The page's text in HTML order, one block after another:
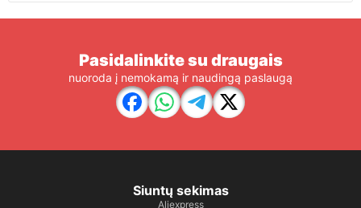
Pasidalinkite su draugais
nuoroda į nemokamą ir naudingą paslaugą
Siuntų sekimas
Aliexpress